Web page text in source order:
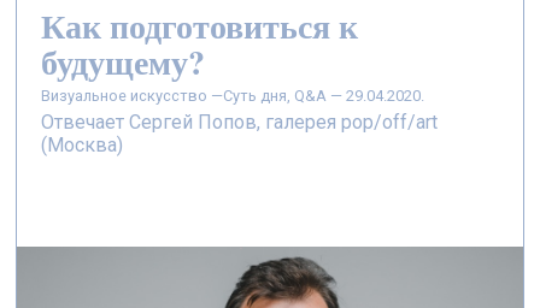
Как подготовиться к
будущему?
визуальное искусство —Суть дня, Q&A — 29.04.2020.
Отвечает Сергей Попов, галерея pop/off/art
(Москва)